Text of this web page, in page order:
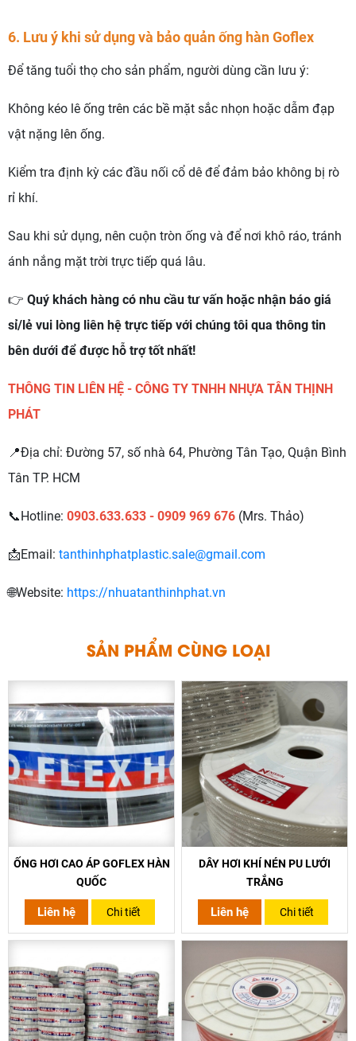
6. Lưu ý khi sử dụng và bảo quản ống hàn Goflex
Để tăng tuổi thọ cho sản phẩm, người dùng cần lưu ý:
Không kéo lê ống trên các bề mặt sắc nhọn hoặc dẫm đạp
vật nặng lên ống.
Kiểm tra định kỳ các đầu nối cổ dê để đảm bảo không bị rò
rỉ khí.
Sau khi sử dụng, nên cuộn tròn ống và để nơi khô ráo, tránh
ánh nắng mặt trời trực tiếp quá lâu.
👉 Quý khách hàng có nhu cầu tư vấn hoặc nhận báo giá
sỉ/lẻ vui lòng liên hệ trực tiếp với chúng tôi qua thông tin
bên dưới để được hỗ trợ tốt nhất!
THÔNG TIN LIÊN HỆ - CÔNG TY TNHH NHỰA TÂN THỊNH
PHÁT
📍Địa chỉ: Đường 57, số nhà 64, Phường Tân Tạo, Quận Bình
Tân TP. HCM
📞Hotline: 0903.633.633 - 0909 969 676 (Mrs. Thảo)
📩Email: tanthinhphatplastic.sale@gmail.com
🌐Website: https://nhuatanthinhphat.vn
SẢN PHẨ CÙ OẠI
ỐNG HƠI CAO ÁP GOFLEX HÀN
QUỐC
Liên hệ Chi tiết
DÂY HƠI KHÍ NÉN PU LƯỚI
TRẮNG
Liên hệ Chi tiết